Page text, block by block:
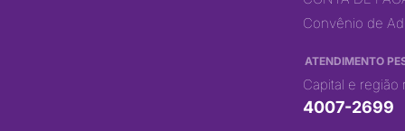
Convênio de
ATENDIMENTO
Capital e região
4007-2699